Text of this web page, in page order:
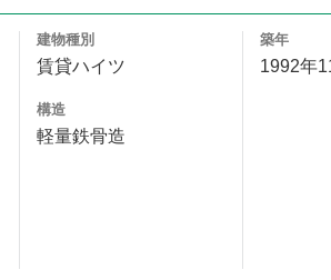
建物種別
賃貸ハイツ
構造
軽量鉄骨造
築年
1992年